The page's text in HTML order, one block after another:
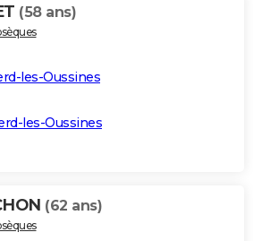
(58 ans)
les-Oussines
les-Oussines
(62 ans)